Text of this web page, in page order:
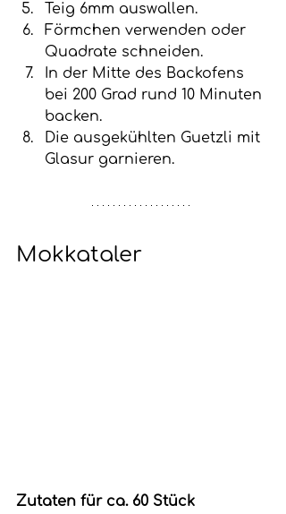
Teig 6mm auswallen.
Förmchen verwenden oder
Quadrate schneiden.
In der Mitte des Backofens
bei 200 Grad rund 10 Minuten
backen.
Die ausgekühlten Guetzli mit
Glasur garnieren.
Mokkataler
Zutaten für ca. 60 Stück